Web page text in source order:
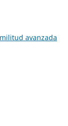
avanzada